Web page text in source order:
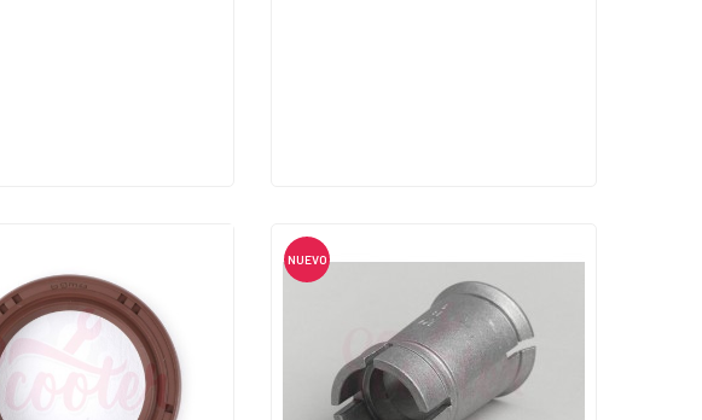
NUEVO